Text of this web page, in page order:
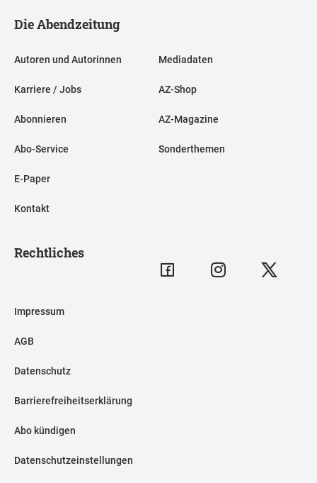
Die Abendzeitung
Autoren und Autorinnen
Karriere / Jobs
Abonnieren
Abo-Service
E-Paper
Kontakt
Mediadaten
AZ-Shop
AZ-Magazine
Sonderthemen
Rechtliches
Impressum
AGB
Datenschutz
Barrierefreiheitserklärung
Abo kündigen
Datenschutzeinstellungen